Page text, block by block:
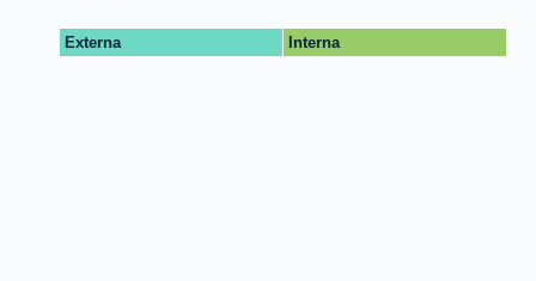
Externa Interna